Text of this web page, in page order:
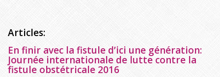
Articles:
En finir avec la fistule d’ici une génération:
Journée internationale de lutte contre la
fistule obstétricale 2016